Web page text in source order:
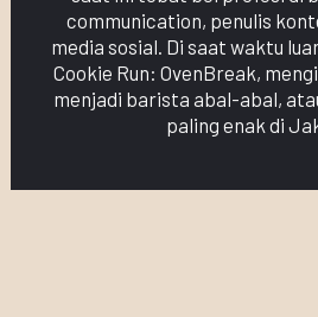
communication, penulis
media sosial. Di saat waktu
Cookie Run: OvenBreak,
menjadi barista abal-abal,
paling enak di